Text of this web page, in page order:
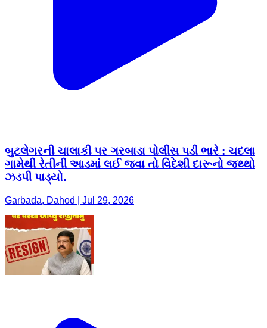
બુટલેગરની ચાલાકી પર ગરબાડા પોલીસ પડી ભારે : ચદલા
ગામેથી રેતીની આડમાં લઈ જવા તો વિદેશી દારૂનો જથ્થો
ઝડપી પાડ્યો.
Garbada, Dahod | Jul 29, 2026